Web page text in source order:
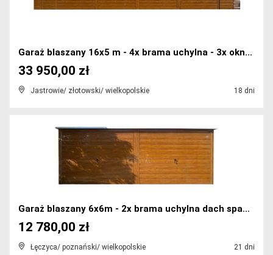
Garaż blaszany 16x5 m - 4x brama uchylna - 3x okn...
Jastrowie/ złotowski/ wielkopolskie 18 dni
33 950,00 zł
Garaż blaszany 6x6m - 2x brama uchylna dach spad...
Łęczyca/ poznański/ wielkopolskie 21 dni
12 780,00 zł